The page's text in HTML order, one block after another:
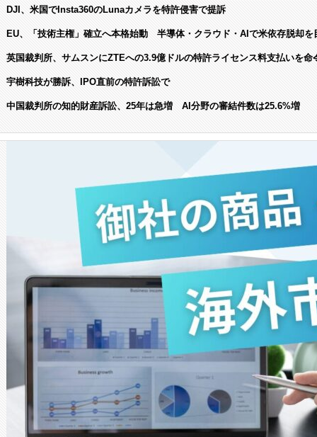
DJI、米国でInsta360のLunaカメラを特許侵害で提訴
EU、「技術主権」確立へ本格始動 半導体・クラウド・AIで米依存脱却を
英国裁判所、サムスンにZTEへの3.9億ドルの特許ライセンス料支払いを命
宇樹科技が勝訴、IPO直前の特許訴訟で
中国裁判所の知的財産訴訟、25年は急増 AI分野の審結件数は25.6%増